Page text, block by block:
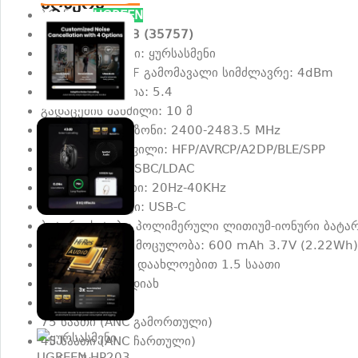
ბრენდი: UGREEN
მოდელი:HP203 (35757)
პროდუქტის ტიპი: ყურსასმენი
მაქსიმალური RF გამომავალი სიმძლავრე: 4dBm
Bluetooth ვერსია: 5.4
გადაცემის მანძილი: 10 მ
სიხშირის დიაპაზონი: 2400-2483.5 MHz
Bluetooth პროფილი: HFP/AVRCP/A2DP/BLE/SPP
კოდეკები: AAC/SBC/LDAC
სიხშირეზე პასუხი: 20Hz-40KHz
დატენვის პორტი: USB-C
ბატარეის ტიპი: პოლიმერული ლითიუმ-იონური
აკუმულატორის მოცულობა: 600 mAh 3.7V (2.22Wh)
დატენვის დრო: დაახლოებით 1.5 საათი
ხმის გაუქმება: დიახ
მუშაობის დრო:
75 საათი (ANC გამორთული)
45 საათი (ANC ჩართული)